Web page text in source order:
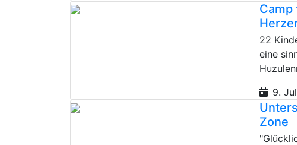
Camp
22
eine
9.
Zone